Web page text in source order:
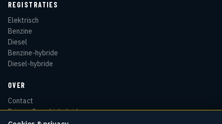
REGISTRATIES
Elektrisch
Benzine
Diesel
Benzine-hybride
Diesel-hybride
OVER
Contact
Privacy & cookiebeleid